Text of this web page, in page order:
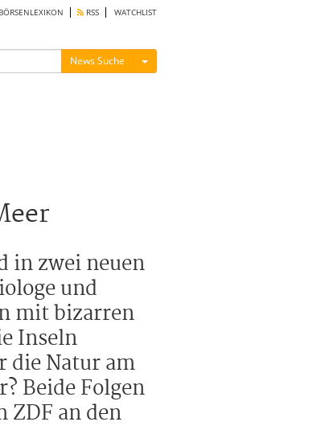
BÖRSENLEXIKON RSS WATCHLIST
News Suche Menü ein-/ausblenden
in zwei neuen
und
mit bizarren
Inseln
die Natur am
Beide Folgen
an den